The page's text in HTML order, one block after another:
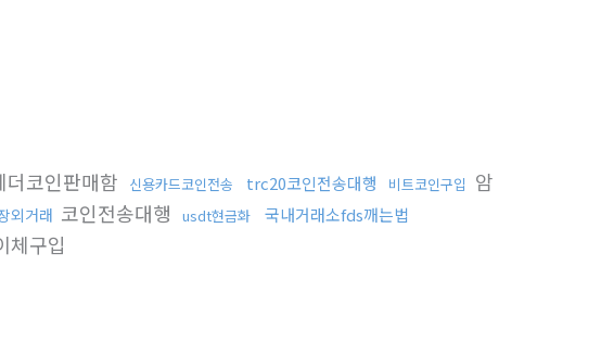
더코인판매함 신용카드코인전송 trc20코인전송대행 비트코인구입 암
외거래 코인전송대행 usdt현금화 국내거래소fds깨는법
체구입